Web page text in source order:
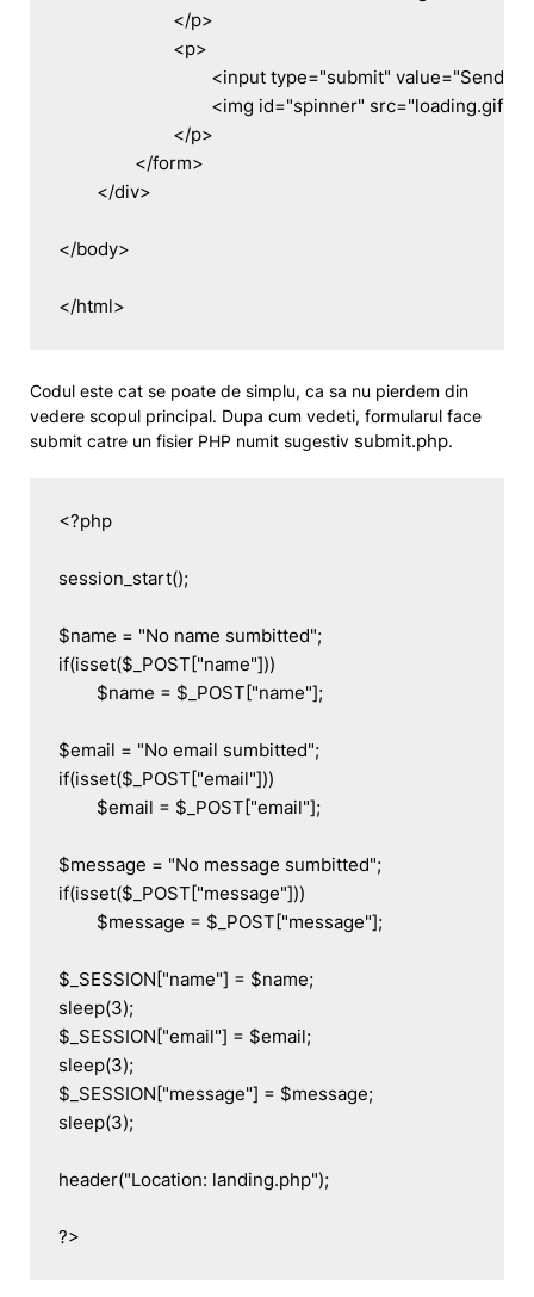
</body>
</html>
Codul este cat se poate de simplu, ca sa nu pierdem din
vedere scopul principal. Dupa cum vedeti, formularul face
submit catre un fisier PHP numit sugestiv submit.php.
<?php
session_start();
$name = "No name sumbitted";
if(isset($_POST["name"]))
$email = "No email sumbitted";
if(isset($_POST["email"]))
$message = "No message sumbitted";
if(isset($_POST["message"]))
$_SESSION["name"] = $name;
sleep(3);
$_SESSION["email"] = $email;
sleep(3);
$_SESSION["message"] = $message;
sleep(3);
header("Location: landing.php");
?>